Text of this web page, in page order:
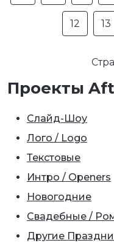
12 13
Проекты
Слайд-Шоу
Лого / Logo
Текстовые
Интро / Openers
Новогодние
Свадебные /
Другие